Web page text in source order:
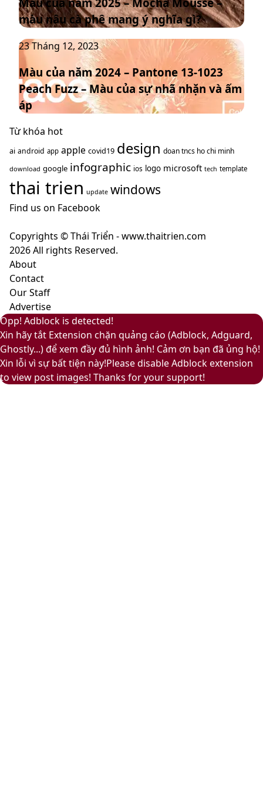
chủ
đạo
trị
xu
hướng
năm
2025
năm
2025
Mocha
Mousse
–
màu
nâu
cà
phê
mang
nghĩa
gì?
màu nâu cà phê mang ý nghĩa gì?
Màu
của
năm
2024
–
Pantone
13-
Fuzz
–
của
nhã
nhặn
và
ấm
áp
23 Tháng 12, 2023
Màu của năm 2024 – Pantone 13-1023
Peach Fuzz – Màu của sự nhã nhặn và ấm
áp
Từ khóa hot
ai android app apple covid19 design doan tncs ho chi minh
download google infographic ios logo microsoft tech template
thai trien update windows
Find us on Facebook
Copyrights © Thái Triển - www.thaitrien.com
2026 All rights Reserved.
About
Contact
Our Staff
Advertise
Facebook
X
LinkedIn
YouTube
Google
Play
Back
to
top
button
Close
Opp! Adblock is detected!
Xin hãy tắt Extension chặn quảng cáo (Adblock, Adguard,
Ghostly...) để xem đầy đủ hình ảnh! Cảm ơn bạn đã ủng hộ!
Xin lỗi vì sự bất tiện này!Please disable Adblock extension
to view post images! Thanks for your support!